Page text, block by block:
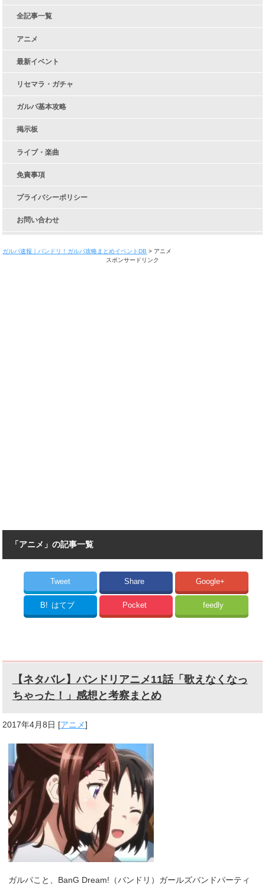
全記事一覧
アニメ
最新イベント
リセマラ・ガチャ
ガルパ基本攻略
掲示板
ライブ・楽曲
免責事項
プライバシーポリシー
お問い合わせ
ガルパ速報｜バンドリ！ガルパ攻略まとめイベントDB > アニメ
スポンサードリンク
「アニメ」の記事一覧
Tweet Share Google+
B! はてブ Pocket feedly
【ネタバレ】バンドリアニメ11話「歌えなくなっ
ちゃった！」感想と考察まとめ
2017年4月8日 [アニメ]
ガルパこと、BanG Dream!（バンドリ）ガールズバンドパーティ